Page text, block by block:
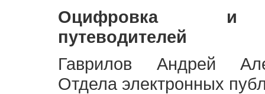
Оцифровка и
путеводителей
Гаврилов Андрей
Отдела электронных